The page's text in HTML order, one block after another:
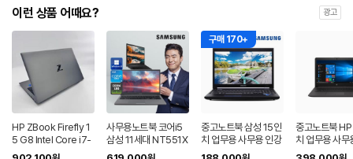
이런 상품 어때요? 광고
HP ZBook Firefly 1
5 G8 Intel Core i7-
1165G7 1024GB R
사무용노트북 코어i5
삼성 11세대 NT551X
DA 인강용 윈도우11
구매 170+
중고노트북 삼성 15인
치 업무용 사무용 인강
용 대학생 포토샵 램8
중고노트북
치 업무용 사무
용 대학생 일러